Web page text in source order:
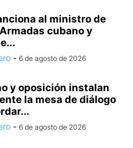
al ministro de
cubano y
- 6 de agosto de 2026
y oposición instalan
la mesa de diálogo
- 6 de agosto de 2026